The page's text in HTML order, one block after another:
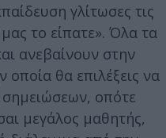
γλίτωσες τις
το είπατε». Όλα τα
ανεβαίνουν στην
θα επιλέξεις να
οπότε
μεγάλος μαθητής,